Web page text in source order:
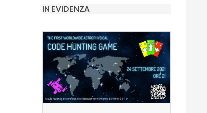
IN EVIDENZA